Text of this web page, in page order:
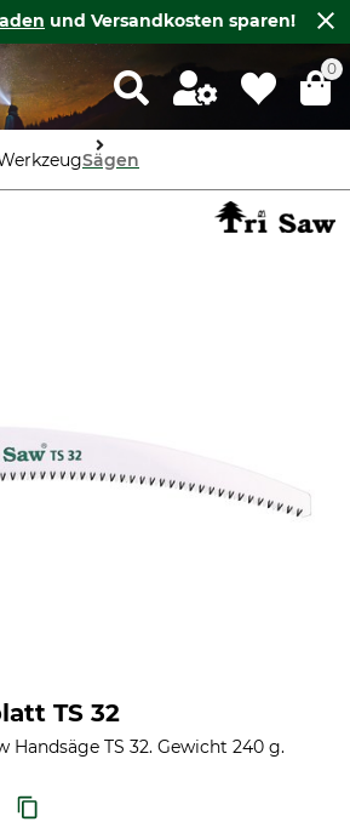
und Versandkosten sparen!
0
Sägen
TS 32
Handsäge TS 32. Gewicht 240 g.